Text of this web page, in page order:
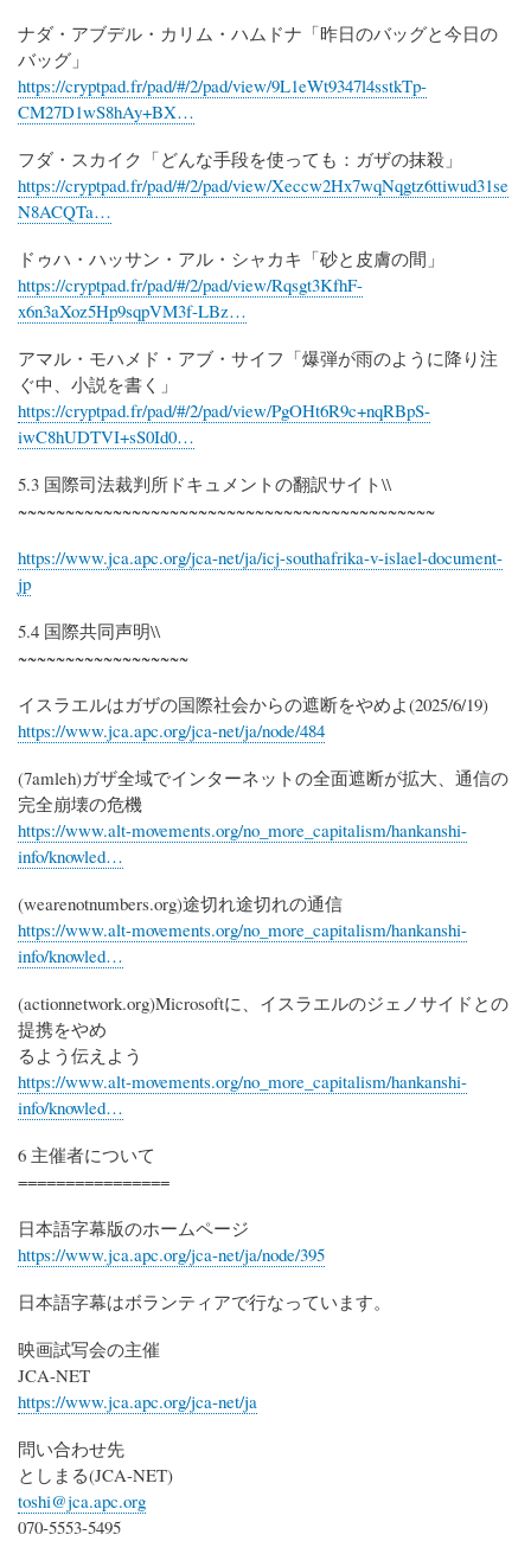
ナダ・アブデル・カリム・ハムドナ「昨日のバッグと今日の
バッグ」
https://cryptpad.fr/pad/#/2/pad/view/9L1eWt9347l4sstkTp-
CM27D1wS8hAy+BX…
フダ・スカイク「どんな手段を使っても：ガザの抹殺」
https://cryptpad.fr/pad/#/2/pad/view/Xeccw2Hx7wqNqgtz6ttiwud31se
N8ACQTa…
ドゥハ・ハッサン・アル・シャカキ「砂と皮膚の間」
https://cryptpad.fr/pad/#/2/pad/view/Rqsgt3KfhF-
x6n3aXoz5Hp9sqpVM3f-LBz…
アマル・モハメド・アブ・サイフ「爆弾が雨のように降り注
ぐ中、小説を書く」
https://cryptpad.fr/pad/#/2/pad/view/PgOHt6R9c+nqRBpS-
iwC8hUDTVI+sS0Id0…
5.3 国際司法裁判所ドキュメントの翻訳サイト\\
~~~~~~~~~~~~~~~~~~~~~~~~~~~~~~~~~~~~~~~~~~~~
https://www.jca.apc.org/jca-net/ja/icj-southafrika-v-islael-document-
jp
5.4 国際共同声明\\
~~~~~~~~~~~~~~~~~~
イスラエルはガザの国際社会からの遮断をやめよ(2025/6/19)
https://www.jca.apc.org/jca-net/ja/node/484
(7amleh)ガザ全域でインターネットの全面遮断が拡大、通信の
完全崩壊の危機
https://www.alt-movements.org/no_more_capitalism/hankanshi-
info/knowled…
(wearenotnumbers.org)途切れ途切れの通信
https://www.alt-movements.org/no_more_capitalism/hankanshi-
info/knowled…
(actionnetwork.org)Microsoftに、イスラエルのジェノサイドとの
提携をやめ
るよう伝えよう
https://www.alt-movements.org/no_more_capitalism/hankanshi-
info/knowled…
6 主催者について
================
日本語字幕版のホームページ
https://www.jca.apc.org/jca-net/ja/node/395
日本語字幕はボランティアで行なっています。
映画試写会の主催
JCA-NET
https://www.jca.apc.org/jca-net/ja
問い合わせ先
としまる(JCA-NET)
toshi@jca.apc.org
070-5553-5495